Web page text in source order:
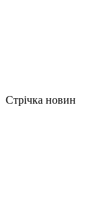
Стрічка новин